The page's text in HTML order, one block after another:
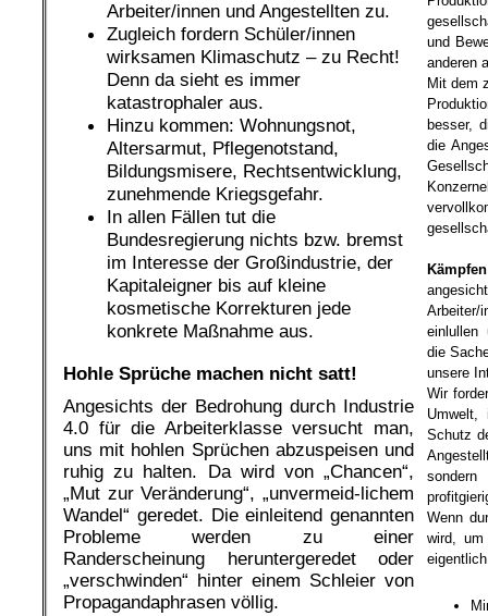
Arbeiter/innen und Angestellten zu.
Zugleich fordern Schüler/innen
wirksamen Klimaschutz – zu Recht!
Denn da sieht es immer
katastrophaler aus.
Hinzu kommen: Wohnungsnot,
Altersarmut, Pflegenotstand,
Bildungsmisere, Rechtsentwicklung,
zunehmende Kriegsgefahr.
In allen Fällen tut die
Bundesregierung nichts bzw. bremst
im Interesse der Großindustrie, der
Kapitaleigner bis auf kleine
kosmetische Korrekturen jede
konkrete Maßnahme aus.
Hohle Sprüche machen nicht satt!
Angesichts der Bedrohung durch Industrie
4.0 für die Arbeiterklasse versucht man,
uns mit hohlen Sprüchen abzuspeisen und
ruhig zu halten. Da wird von „Chancen“,
„Mut zur Veränderung“, „unvermeid-lichem
Wandel“ geredet. Die einleitend genannten
Probleme werden zu einer
Randerscheinung heruntergeredet oder
„verschwinden“ hinter einem Schleier von
Propagandaphrasen völlig.
und
anderen
Mit dem
besser,
die
einlullen
die
unsere
Wir
Umwelt,
Schutz
Wenn
wird,